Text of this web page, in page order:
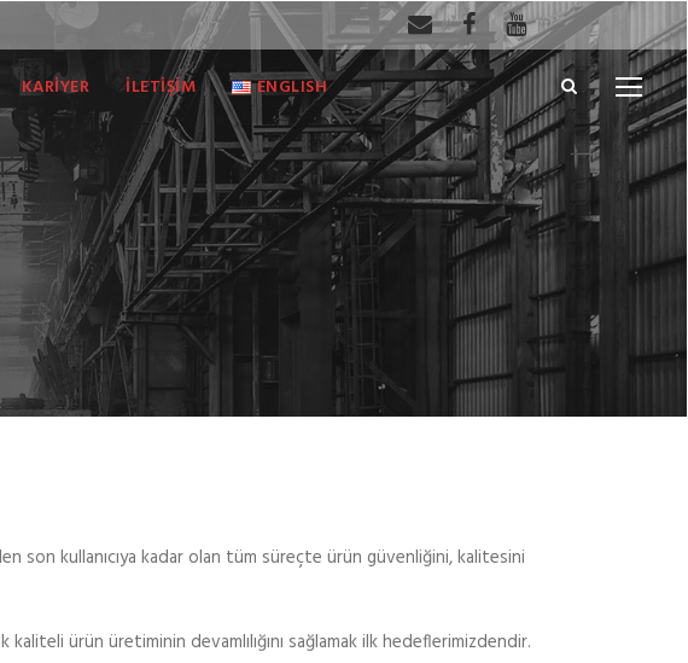
KARİYER İLETİŞİM ENGLISH
son kullanıcıya kadar olan tüm süreçte ürün güvenliğini, kalitesini
ürün üretiminin devamlılığını sağlamak ilk hedeflerimizdendir.